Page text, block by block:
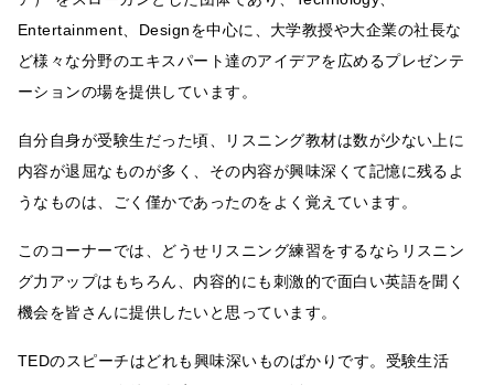
Entertainment、Designを中心に、大学教授や大企業の社長な
ど様々な分野のエキスパート達のアイデアを広めるプレゼンテ
ーションの場を提供しています。
自分自身が受験生だった頃、リスニング教材は数が少ない上に
内容が退屈なものが多く、その内容が興味深くて記憶に残るよ
うなものは、ごく僅かであったのをよく覚えています。
このコーナーでは、どうせリスニング練習をするならリスニン
グ力アップはもちろん、内容的にも刺激的で面白い英語を聞く
機会を皆さんに提供したいと思っています。
TEDのスピーチはどれも興味深いものばかりです。受験生活